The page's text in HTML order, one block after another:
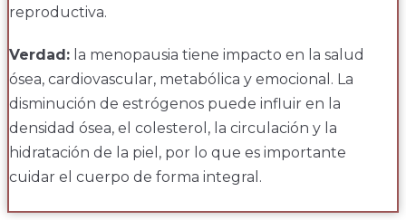
reproductiva.
Verdad: la menopausia tiene impacto en la salud
ósea, cardiovascular, metabólica y emocional. La
disminución de estrógenos puede influir en la
densidad ósea, el colesterol, la circulación y la
hidratación de la piel, por lo que es importante
cuidar el cuerpo de forma integral.